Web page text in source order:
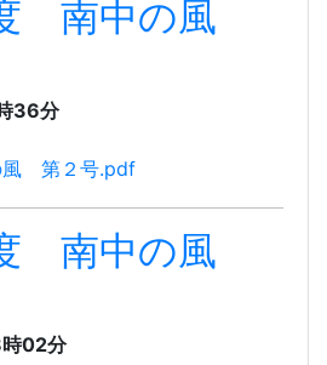
南中の風
36分
風 第２号.pdf
南中の風
02分